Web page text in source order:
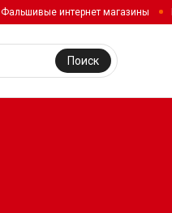
Фальшивые интернет магазины
Поиск